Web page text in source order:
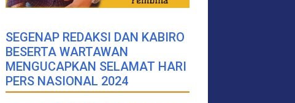
SEGENAP REDAKSI DAN KABIRO
BESERTA WARTAWAN
MENGUCAPKAN SELAMAT HARI
PERS NASIONAL 2024